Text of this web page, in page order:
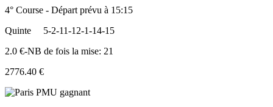
4° Course - Départ prévu à 15:15
Quinte
5-2-11-12-1-14-15
2.0 €-NB de fois la mise: 21
2776.40 €